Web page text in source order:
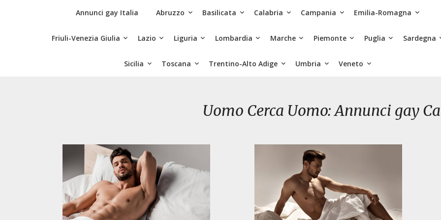
Siti Incontri Gay
Annunci gay Italia Abruzzo Basilicata Calabria Campania Emilia-Romagna
Friuli-Venezia Giulia Lazio Liguria Lombardia Marche Piemonte Puglia Sardegna
Sicilia Toscana Trentino-Alto Adige Umbria Veneto
Uomo Cerca Uomo: Annunci gay